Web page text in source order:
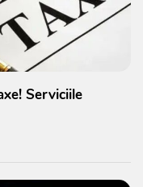
Serviciile